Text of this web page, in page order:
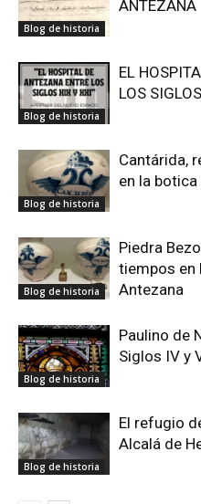
Blog de historia
ANTEZANA
Blog de historia
EL
LOS
Blog de historia
Cantárida,
en la
Blog de historia
Piedra
tiempos en
Antezana
Blog de historia
Paulino de
Siglos IV y
Blog de historia
El refugio
Alcalá de